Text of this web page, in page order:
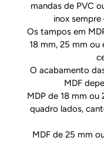
mandas de PVC
inox
Os tampos em
18 mm, 25 mm
O acabamento
MDF
MDP de 18 mm ou
quadro lados,
MDF de 25 mm